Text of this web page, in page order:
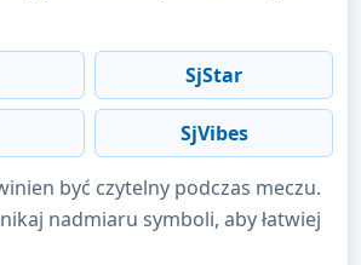
SjStar
SjVibes
być czytelny podczas meczu.
nadmiaru symboli, aby łatwiej